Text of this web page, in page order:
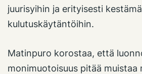
juurisyihin ja erityisesti
kulutuskäytäntöihin.
Matinpuro korostaa, että
monimuotoisuus pitää muistaa